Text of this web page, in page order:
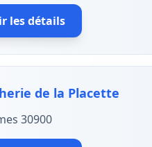
les détails
de la Placette
30900